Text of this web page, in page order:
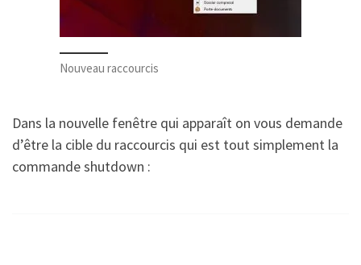
Nouveau raccourcis
Dans la nouvelle fenêtre qui apparaît on vous demande
d’être la cible du raccourcis qui est tout simplement la
commande shutdown :